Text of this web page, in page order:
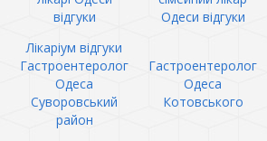
відгуки
Одеси відгуки
Лікаріум відгуки
Гастроентеролог
Одеса
Суворовський
район
Гастроентеролог
Одеса
Котовського